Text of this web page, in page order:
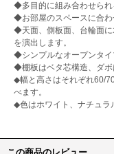
◆多目的に組み合わせられ
◆お部屋のスペースに合わ
◆天面、側板面、台輪面に
を演出します。
◆シンプルなオープンタイ
◆棚板はベタ芯構造、ダボ
◆幅と高さはそれぞれ60/
べます。
◆色はホワイト、ナチュラ